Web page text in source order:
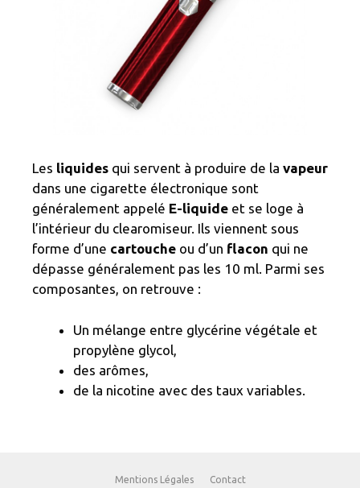
Les liquides qui servent à produire de la vapeur
dans une cigarette électronique sont
généralement appelé E-liquide et se loge à
l’intérieur du clearomiseur. Ils viennent sous
forme d’une cartouche ou d’un flacon qui ne
dépasse généralement pas les 10 ml. Parmi ses
composantes, on retrouve :
Un mélange entre glycérine végétale et
propylène glycol,
des arômes,
de la nicotine avec des taux variables.
Mentions Légales Contact